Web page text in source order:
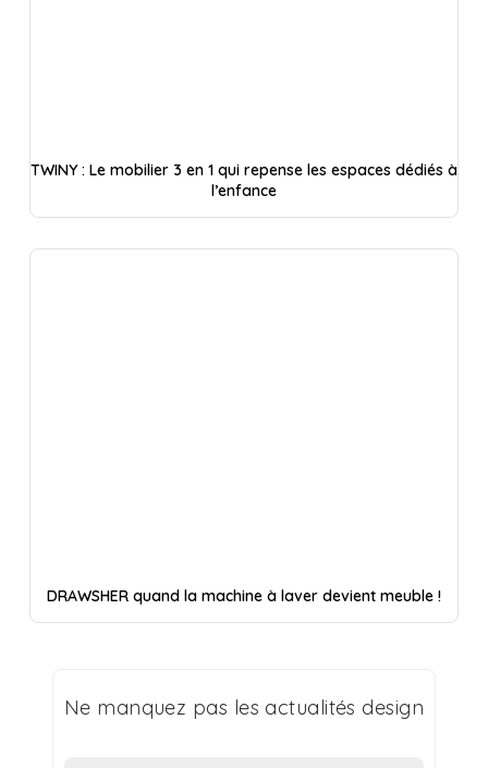
TWINY : Le mobilier 3 en 1 qui repense les espaces dédiés à
l’enfance
DRAWSHER quand la machine à laver devient meuble !
Ne manquez pas les actualités design